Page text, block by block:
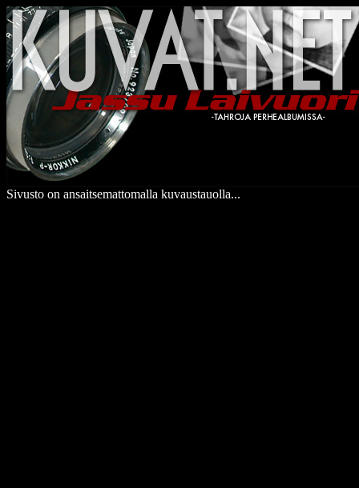
Sivusto on ansaitsemattomalla kuvaustauolla...